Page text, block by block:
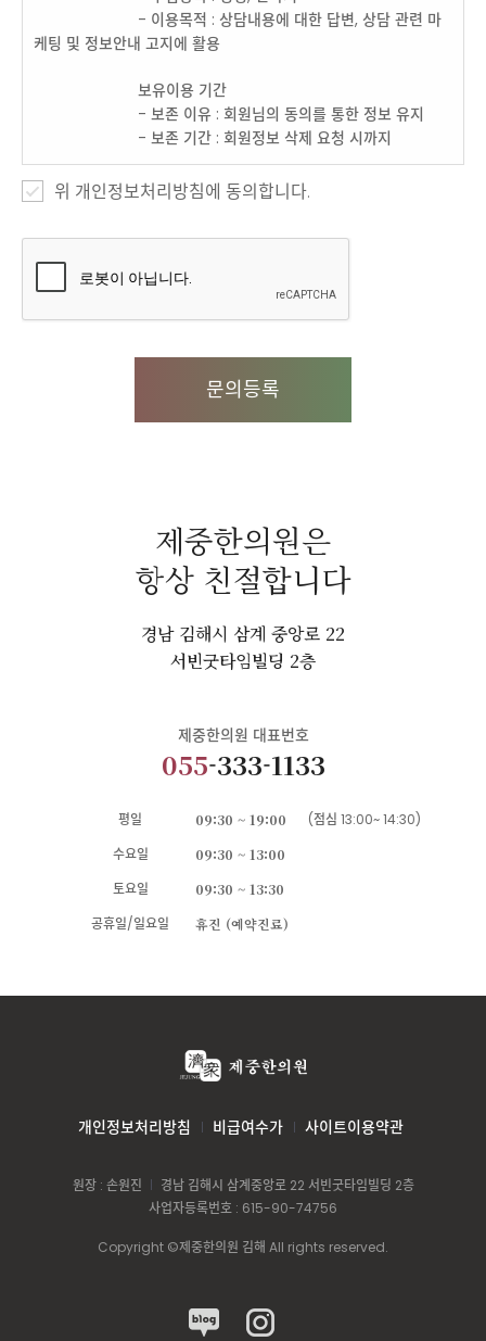
위 개인정보처리방침에 동의합니다.
문의등록
제중한의원은
항상 친절합니다
경남 김해시 삼계 중앙로 22
서빈굿타임빌딩 2층
제중한의원 대표번호
055-333-1133
평일 09:30 ~ 19:00
(점심 13:00~ 14:30)
수요일
09:30 ~ 13:00
토요일
09:30 ~ 13:30
공휴일/일요일
휴진 (예약진료)
개인정보처리방침 비급여수가 사이트이용약관
원장 : 손원진
경남 김해시 삼계중앙로 22 서빈굿타임빌딩 2층
사업자등록번호 : 615-90-74756
Copyright ©제중한의원 김해 All rights reserved.